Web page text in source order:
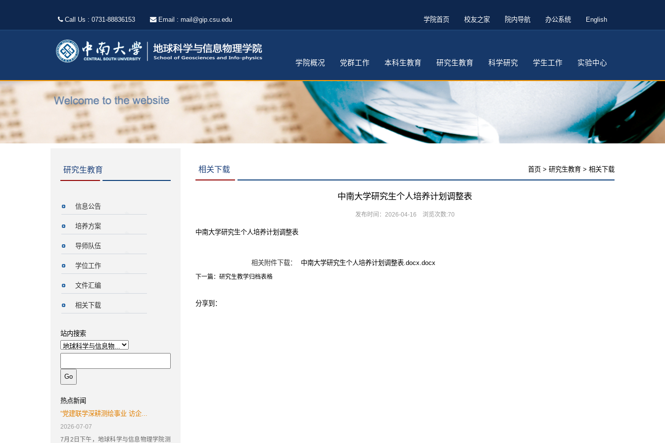
Call Us : 0731-88836153 Email : mail@gip.csu.edu 学院首页 校友之家 院内导航 办公系统 English
学院概况 党群工作 本科生教育 研究生教育 科学研究 学生工作 实验中心
研究生教育
信息公告
培养方案
导师队伍
学位工作
文件汇编
相关下载
站内搜索
热点新闻
“党建联学深耕测绘事业 访企...
2026-07-07
7月2日下午，地球科学与信息物理学院测
相关下载 首页 > 研究生教育 > 相关下载
中南大学研究生个人培养计划调整表
发布时间：2026-04-16 浏览次数:70
中南大学研究生个人培养计划调整表
相关附件下载： 中南大学研究生个人培养计划调整表.docx.docx
下一篇： 研究生教学归档表格
分享到：